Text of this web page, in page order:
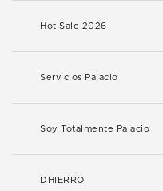
Hot Sale 2026
Servicios Palacio
Soy Totalmente Palacio
DHIERRO